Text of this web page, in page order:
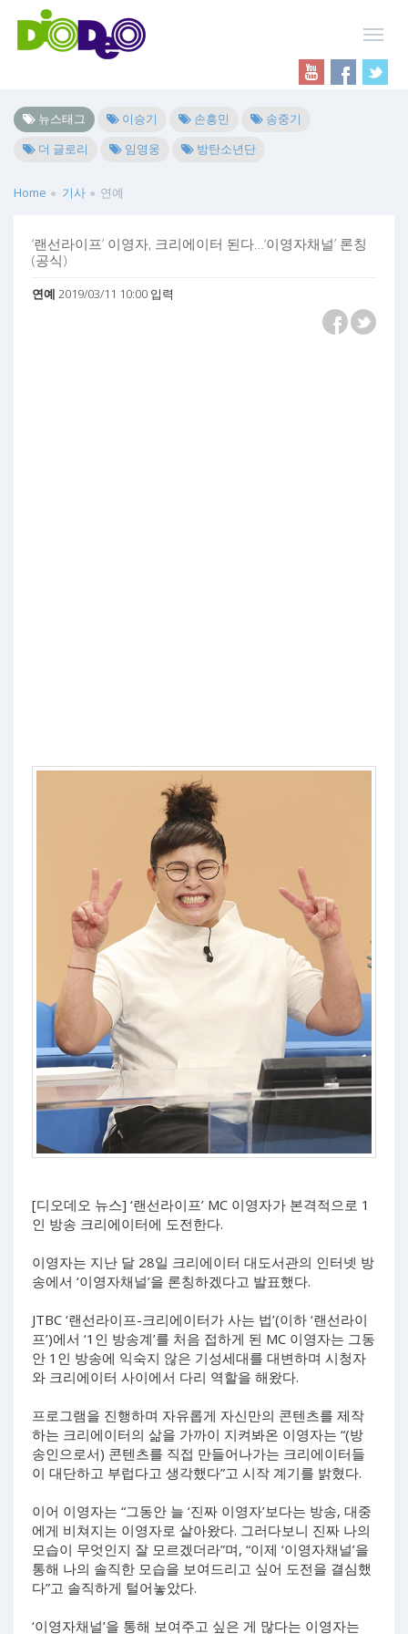
뉴스태그 이승기 손흥민
송중기
더 글로리
임영웅 방탄소년단
Home 기사 연예
‘랜선라이프’ 이영자, 크리에이터 된다…‘이영자채널’ 론칭
(공식)
연예 2019/03/11 10:00 입력
[디오데오 뉴스] ‘랜선라이프’ MC 이영자가 본격적으로 1
인 방송 크리에이터에 도전한다.
이영자는 지난 달 28일 크리에이터 대도서관의 인터넷 방
송에서 ‘이영자채널’을 론칭하겠다고 발표했다.
JTBC ‘랜선라이프-크리에이터가 사는 법’(이하 ‘랜선라이
프’)에서 ‘1인 방송계’를 처음 접하게 된 MC 이영자는 그동
안 1인 방송에 익숙지 않은 기성세대를 대변하며 시청자
와 크리에이터 사이에서 다리 역할을 해왔다.
프로그램을 진행하며 자유롭게 자신만의 콘텐츠를 제작
하는 크리에이터의 삶을 가까이 지켜봐온 이영자는 “(방
송인으로서) 콘텐츠를 직접 만들어나가는 크리에이터들
이 대단하고 부럽다고 생각했다”고 시작 계기를 밝혔다.
이어 이영자는 “그동안 늘 ‘진짜 이영자’보다는 방송, 대중
에게 비쳐지는 이영자로 살아왔다. 그러다보니 진짜 나의
모습이 무엇인지 잘 모르겠더라”며, “이제 ‘이영자채널’을
통해 나의 솔직한 모습을 보여드리고 싶어 도전을 결심했
다”고 솔직하게 털어놓았다.
‘이영자채널’을 통해 보여주고 싶은 게 많다는 이영자는